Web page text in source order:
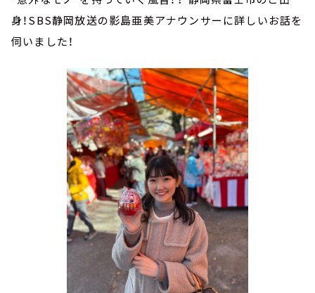
身！SBS静岡放送の影島亜美アナウンサーに詳しいお話を
伺いました！